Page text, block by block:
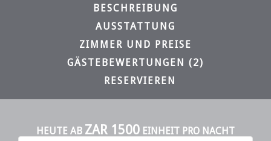
BESCHREIBUNG
AUSSTATTUNG
ZIMMER UND PREISE
GÄSTEBEWERTUNGEN (2)
RESERVIEREN
HEUTE AB ZAR 1500 EINHEIT PRO NACHT